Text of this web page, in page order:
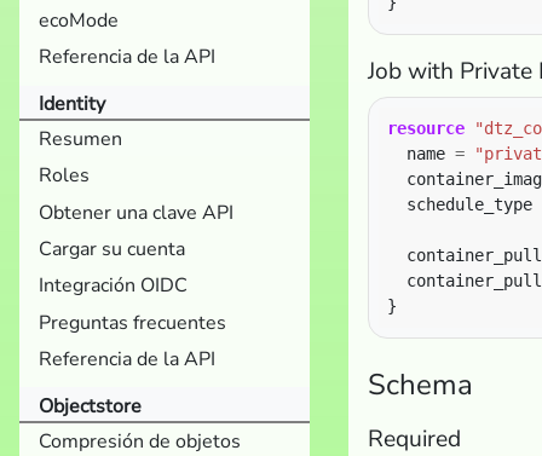
ecoMode
Referencia de la API
Identity
Resumen
Roles
Obtener una clave API
Cargar su cuenta
Integración OIDC
Preguntas frecuentes
Referencia de la API
Objectstore
Compresión de objetos
Job with
resource
  name
=
  schedule_type
Schema
Required